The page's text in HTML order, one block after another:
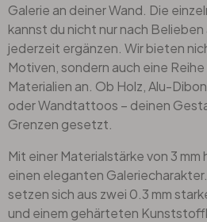
Galerie an deiner Wand. Die
kannst du nicht nur nach
jederzeit ergänzen. Wir bieten
Motiven, sondern auch eine
Materialien an. Ob Holz, Alu-
oder Wandtattoos – deinen
Grenzen gesetzt.
Mit einer Materialstärke von 3
einen eleganten
setzen sich aus zwei 0.3 mm
und einem gehärteten